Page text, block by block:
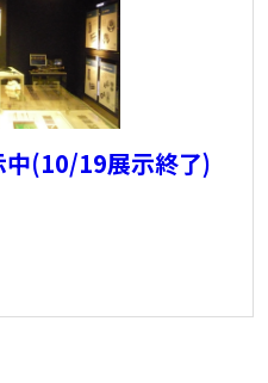
中(10/19展示終了)